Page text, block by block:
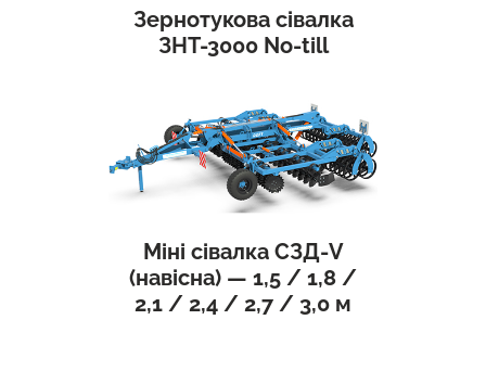
Зернотукова сівалка
ЗНТ-3000 No-till
Міні сівалка СЗД-V
(навісна) — 1,5 / 1,8 /
2,1 / 2,4 / 2,7 / 3,0 м